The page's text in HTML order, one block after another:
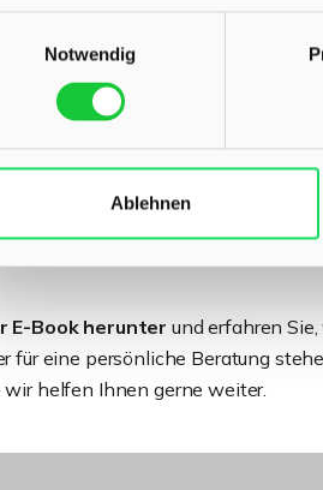
Notwendig
Ablehnen
schützt Sie vor
birgt viele Fallstricke. Von der
bis hin zur effizienten
wird reibungsloser und
in mehreren Modulen
für alle relevanten
E-Book herunter und erfahren
für eine persönliche Beratung
helfen Ihnen gerne weiter.